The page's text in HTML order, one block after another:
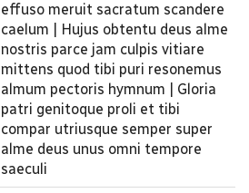
effuso meruit sacratum scandere
caelum | Hujus obtentu deus alme
nostris parce jam culpis vitiare
mittens quod tibi puri resonemus
almum pectoris hymnum | Gloria
patri genitoque proli et tibi
compar utriusque semper super
alme deus unus omni tempore
saeculi